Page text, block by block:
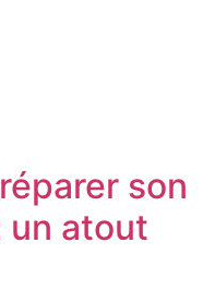
son
un atout